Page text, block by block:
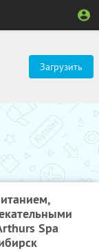
Загрузить
Spa